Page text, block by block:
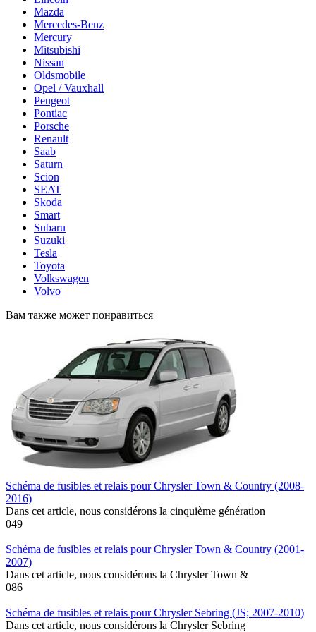
Mazda
Mercedes-Benz
Mercury
Mitsubishi
Nissan
Oldsmobile
Opel / Vauxhall
Peugeot
Pontiac
Porsche
Renault
Saab
Saturn
Scion
SEAT
Skoda
Smart
Subaru
Suzuki
Tesla
Toyota
Volkswagen
Volvo
Вам также может понравиться
Schéma de fusibles et relais pour Chrysler Town & Country (2008-
2016)
Dans cet article, nous considérons la cinquième génération
049
Schéma de fusibles et relais pour Chrysler Town & Country (2001-
2007)
Dans cet article, nous considérons la Chrysler Town &
086
Schéma de fusibles et relais pour Chrysler Sebring (JS; 2007-2010)
Dans cet article, nous considérons la Chrysler Sebring